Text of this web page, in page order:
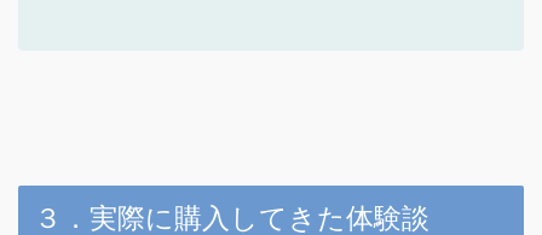
３．実際に購入してきた体験談